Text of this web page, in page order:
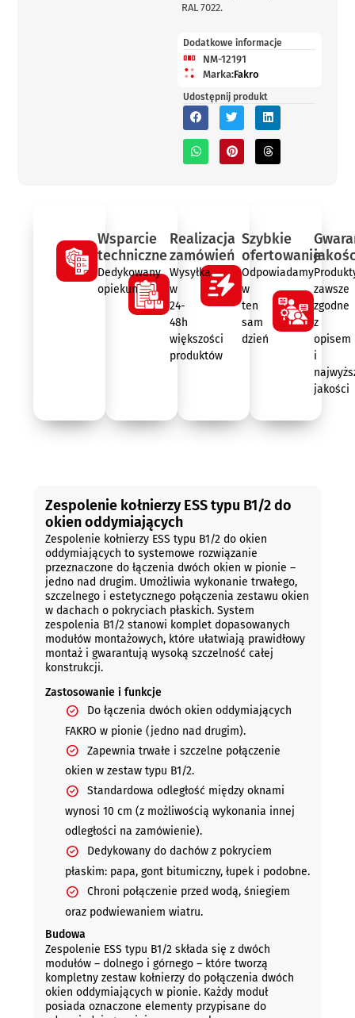
RAL 7022.
Dodatkowe informacje
NM-12191
Marka:Fakro
Udostępnij produkt
Wsparcie
techniczne
Dedykowany
opiekun
Realizacja
zamówień
Wysyłka
w
24-
48h
większości
produktów
Szybkie
ofertowanie
Odpowiadamy
w
ten
sam
dzień
zawsze
zgodne
z
opisem
i
jakości
Zespolenie kołnierzy ESS typu B1/2 do
okien oddymiających
Zespolenie kołnierzy ESS typu B1/2 do okien
oddymiających to systemowe rozwiązanie
przeznaczone do łączenia dwóch okien w pionie –
jedno nad drugim. Umożliwia wykonanie trwałego,
szczelnego i estetycznego połączenia zestawu okien
w dachach o pokryciach płaskich. System
zespolenia B1/2 stanowi komplet dopasowanych
modułów montażowych, które ułatwiają prawidłowy
montaż i gwarantują wysoką szczelność całej
konstrukcji.
Zastosowanie i funkcje
Do łączenia dwóch okien oddymiających
FAKRO w pionie (jedno nad drugim).
Zapewnia trwałe i szczelne połączenie
okien w zestaw typu B1/2.
Standardowa odległość między oknami
wynosi 10 cm (z możliwością wykonania innej
odległości na zamówienie).
Dedykowany do dachów z pokryciem
płaskim: papa, gont bitumiczny, łupek i podobne.
Chroni połączenie przed wodą, śniegiem
oraz podwiewaniem wiatru.
Budowa
Zespolenie ESS typu B1/2 składa się z dwóch
modułów – dolnego i górnego – które tworzą
kompletny zestaw kołnierzy do połączenia dwóch
okien oddymiających w pionie. Każdy moduł
posiada oznaczone elementy przypisane do